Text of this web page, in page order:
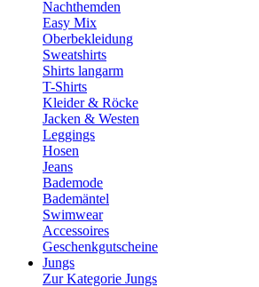
Nachthemden
Easy Mix
Oberbekleidung
Sweatshirts
Shirts langarm
T-Shirts
Kleider & Röcke
Jacken & Westen
Leggings
Hosen
Jeans
Bademode
Bademäntel
Swimwear
Accessoires
Geschenkgutscheine
Jungs
Zur Kategorie Jungs